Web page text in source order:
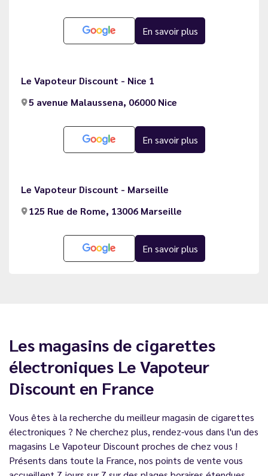
En savoir plus
Le Vapoteur Discount - Nice 1
5 avenue Malaussena, 06000 Nice
En savoir plus
Le Vapoteur Discount - Marseille
125 Rue de Rome, 13006 Marseille
En savoir plus
Les magasins de cigarettes
électroniques Le Vapoteur
Discount en France
Vous êtes à la recherche du meilleur magasin de cigarettes
électroniques ? Ne cherchez plus, rendez-vous dans l'un des
magasins Le Vapoteur Discount proches de chez vous !
Présents dans toute la France, nos points de vente vous